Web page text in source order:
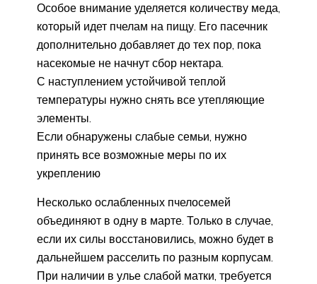
Особое внимание уделяется количеству меда,
который идет пчелам на пищу. Его пасечник
дополнительно добавляет до тех пор, пока
насекомые не начнут сбор нектара.
С наступлением устойчивой теплой
температуры нужно снять все утепляющие
элементы.
Если обнаружены слабые семьи, нужно
принять все возможные меры по их
укреплению
Несколько ослабленных пчелосемей
объединяют в одну в марте. Только в случае,
если их силы восстановились, можно будет в
дальнейшем расселить по разным корпусам.
При наличии в улье слабой матки, требуется